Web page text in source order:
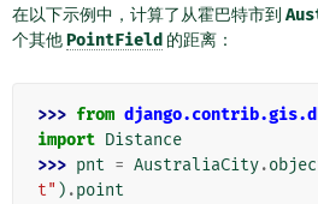
在以下示例中，计算了从霍巴特市到
个其他PointField 的距离：
>>> from
import Distance
>>> pnt = AustraliaCity.
t" ) .point